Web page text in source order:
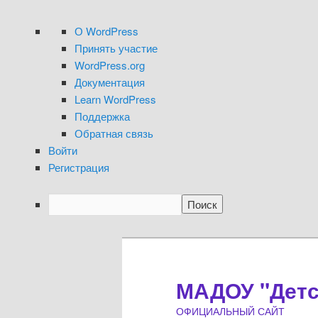
WordPress
О WordPress
Принять участие
WordPress.org
Документация
Learn WordPress
Поддержка
Обратная связь
Войти
Регистрация
Поиск
МАДОУ
ОФИЦИАЛЬНЫЙ САЙТ